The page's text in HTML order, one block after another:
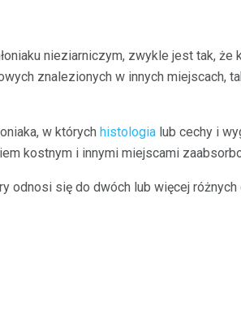
nieziarniczym, zwykle jest tak, że
znalezionych w innych miejscach,
w których histologia lub cechy i
kostnym i innymi miejscami
odnosi się do dwóch lub więcej